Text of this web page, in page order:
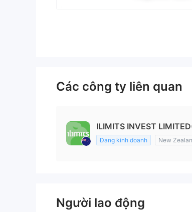
Các công ty liên quan
ILIMITS INVEST
Đang kinh doanh New
Người lao động